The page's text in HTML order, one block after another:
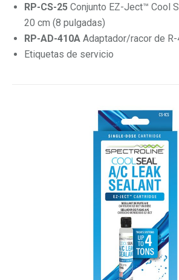
RP-CS-25 Conjunto EZ-Ject™ Cool
20 cm (8 pulgadas)
RP-AD-410A Adaptador/racor de
Etiquetas de servicio